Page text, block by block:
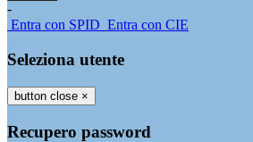
-
Entra con SPID Entra con CIE
Seleziona utente
button close ×
Recupero password